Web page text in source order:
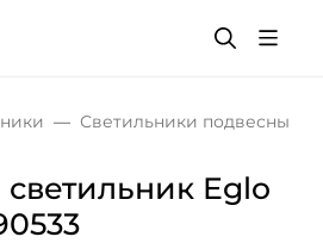
Светильники подвесные
Eglo